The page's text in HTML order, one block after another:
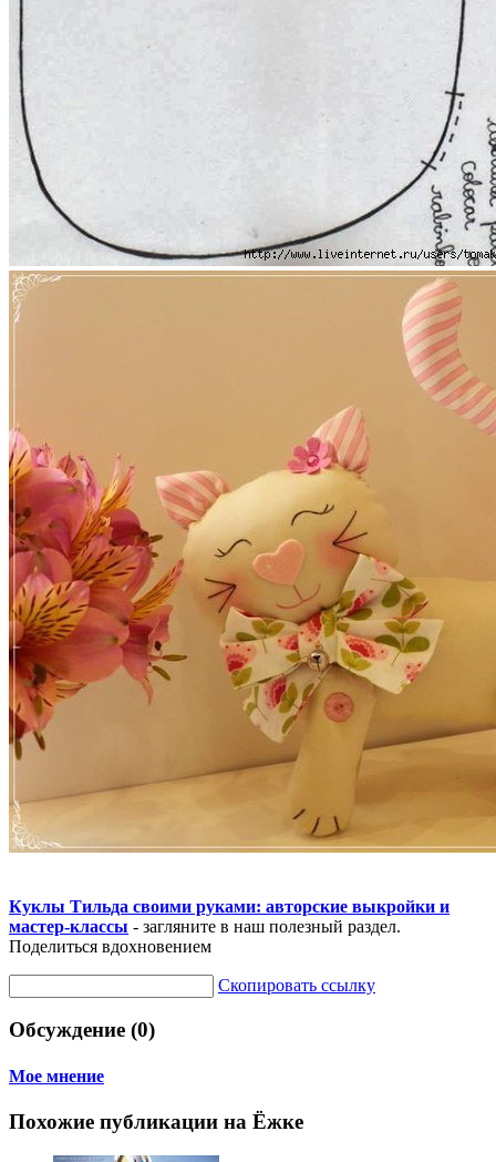
Куклы Тильда своими руками: авторские выкройки и
мастер-классы - загляните в наш полезный раздел.
Поделиться вдохновением
Скопировать ссылку
Обсуждение (0)
Мое мнение
Похожие публикации на Ёжке